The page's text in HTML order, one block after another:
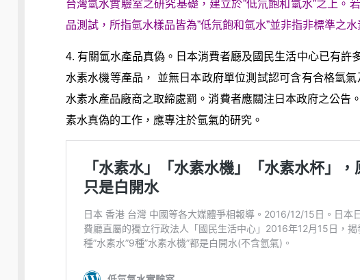
台灣氫水實驗室之研究基礎，建立於”低氘飽和氫水”之上
品測試，所指氫水樣品皆為”低氘飽和氫水”並非指非標準之
4. 有關氫水產品真偽。日本消費者廳及國民生活中心已有許
水素水機等產品， 並無日本政府單位測試認可含有合格氫
水素水產品廠商之取締處罰。消費者應關注日本政府之公告
素水真偽的工作，應專注於氫氣的研究。